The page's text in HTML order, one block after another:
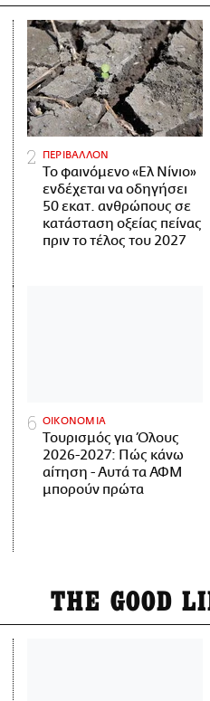
ΠΕΡΙΒΑΛΛΟΝ
Το φαινόμενο «Ελ Νίνιο»
ενδέχεται να οδηγήσει
50 εκατ. ανθρώπους σε
κατάσταση οξείας πείνας
πριν το τέλος του 2027
ΟΙΚΟΝΟΜΙΑ
Τουρισμός για Όλους
2026-2027: Πώς κάνω
αίτηση - Αυτά τα ΑΦΜ
μπορούν πρώτα
THE GOOD